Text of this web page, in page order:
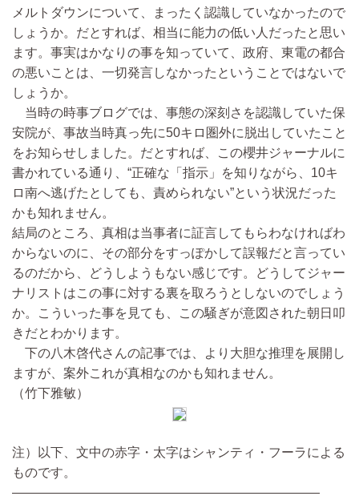
メルトダウンについて、まったく認識していなかったので
しょうか。だとすれば、相当に能力の低い人だったと思い
ます。事実はかなりの事を知っていて、政府、東電の都合
の悪いことは、一切発言しなかったということではないで
しょうか。
当時の時事ブログでは、事態の深刻さを認識していた保
安院が、事故当時真っ先に50キロ圏外に脱出していたこと
をお知らせしました。だとすれば、この櫻井ジャーナルに
書かれている通り、“正確な「指示」を知りながら、10キ
ロ南へ逃げたとしても、責められない”という状況だった
かも知れません。
結局のところ、真相は当事者に証言してもらわなければわ
からないのに、その部分をすっぽかして誤報だと言ってい
るのだから、どうしようもない感じです。どうしてジャー
ナリストはこの事に対する裏を取ろうとしないのでしょう
か。こういった事を見ても、この騒ぎが意図された朝日叩
きだとわかります。
下の八木啓代さんの記事では、より大胆な推理を展開し
ますが、案外これが真相なのかも知れません。
（竹下雅敏）
注）以下、文中の赤字・太字はシャンティ・フーラによる
ものです。
――――――――――――――――――――――――